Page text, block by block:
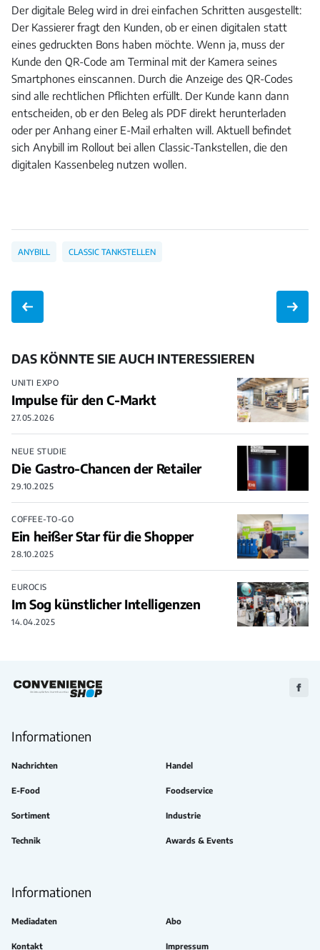
Der digitale Beleg wird in drei einfachen Schritten ausgestellt:
Der Kassierer fragt den Kunden, ob er einen digitalen statt
eines gedruckten Bons haben möchte. Wenn ja, muss der
Kunde den QR-Code am Terminal mit der Kamera seines
Smartphones einscannen. Durch die Anzeige des QR-Codes
sind alle rechtlichen Pflichten erfüllt. Der Kunde kann dann
entscheiden, ob er den Beleg als PDF direkt herunterladen
oder per Anhang einer E-Mail erhalten will. Aktuell befindet
sich Anybill im Rollout bei allen Classic-Tankstellen, die den
digitalen Kassenbeleg nutzen wollen.
ANYBILL CLASSIC TANKSTELLEN
DAS KÖNNTE SIE AUCH INTERESSIEREN
UNITI EXPO
Impulse für den C-Markt
27.05.2026
NEUE STUDIE
Die Gastro-Chancen der Retailer
29.10.2025
COFFEE-TO-GO
Ein heißer Star für die Shopper
28.10.2025
EUROCIS
Im Sog künstlicher Intelligenzen
14.04.2025
Zu
Informationen
Nachrichten Handel
E-Food Foodservice
Sortiment Industrie
Technik Awards & Events
Informationen
Mediadaten Abo
Kontakt Impressum